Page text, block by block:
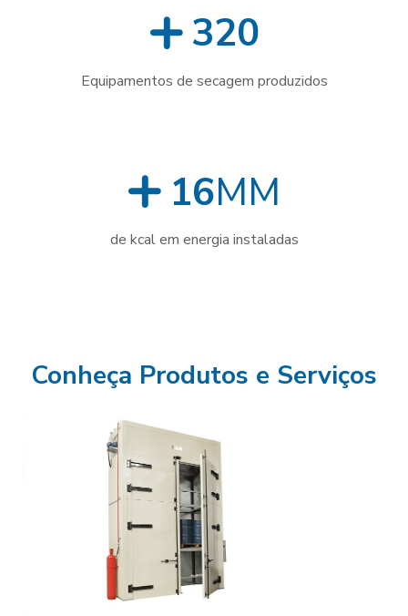
320
Equipamentos de secagem produzidos
16MM
de kcal em energia instaladas
Conheça Produtos e Serviços